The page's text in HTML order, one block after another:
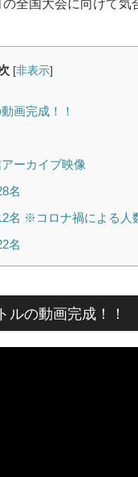
全国大会に向けて
[非表示]
画完成！！
ーカイブ映像
名
名 ※コロナ禍による人
名
ルの動画完成！！